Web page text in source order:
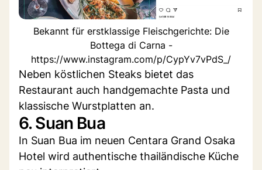
Bekannt für erstklassige Fleischgerichte: Die
Bottega di Carna -
https://www.instagram.com/p/CypYv7vPdS_/
Neben köstlichen Steaks bietet das
Restaurant auch handgemachte Pasta und
klassische Wurstplatten an.
6. Suan Bua
In Suan Bua im neuen Centara Grand Osaka
Hotel wird authentische thailändische Küche